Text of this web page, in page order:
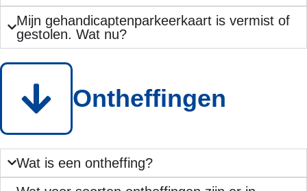
Mijn gehandicaptenparkeerkaart is vermist of
gestolen. Wat nu?
Ontheffingen
Wat is een ontheffing?